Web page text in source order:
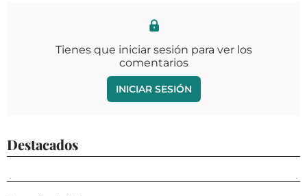
Tienes que iniciar sesión para ver los
comentarios
INICIAR SESIÓN
Destacados